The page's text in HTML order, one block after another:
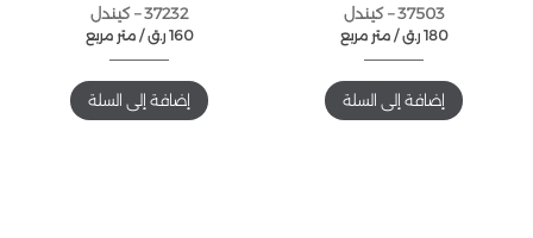
37503 – كيندل
متر مربع / 180 ر.ق
إضافة إلى السلة
37232 – كيندل
متر مربع / 160 ر.ق
إضافة إلى السلة